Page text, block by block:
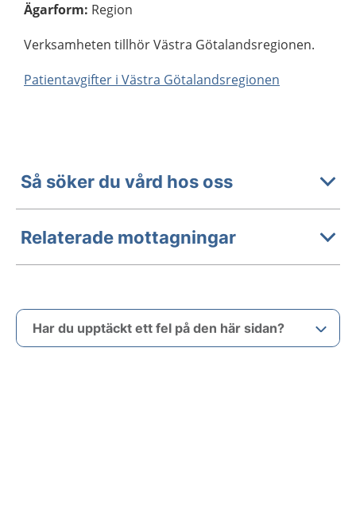
Ägarform: Region
Verksamheten tillhör Västra Götalandsregionen.
Patientavgifter i Västra Götalandsregionen
Så söker du vård hos oss
Relaterade mottagningar
Har du upptäckt ett fel på den här sidan?